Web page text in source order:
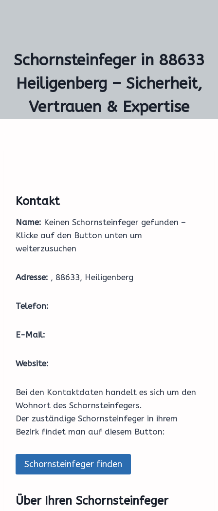
Schornsteinfeger in 88633
Heiligenberg – Sicherheit,
Vertrauen & Expertise
Kontakt
Name: Keinen Schornsteinfeger gefunden –
Klicke auf den Button unten um
weiterzusuchen
Adresse: , 88633, Heiligenberg
Telefon:
E-Mail:
Website:
Bei den Kontaktdaten handelt es sich um den
Wohnort des Schornsteinfegers.
Der zuständige Schornsteinfeger in ihrem
Bezirk findet man auf diesem Button:
Schornsteinfeger finden
Über Ihren Schornsteinfeger